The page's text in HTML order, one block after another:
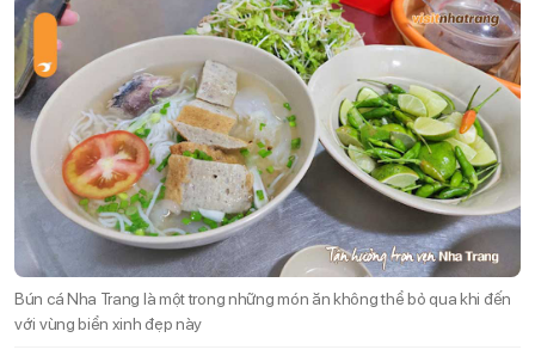
Bún cá Nha Trang là một trong những món ăn không thể bỏ qua khi đến
với vùng biển xinh đẹp này